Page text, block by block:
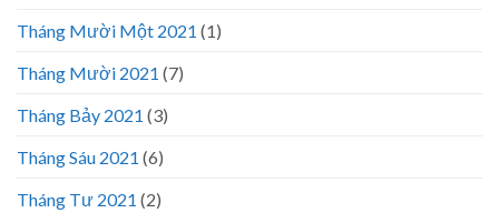
Tháng Mười Một 2021 (1)
Tháng Mười 2021 (7)
Tháng Bảy 2021 (3)
Tháng Sáu 2021 (6)
Tháng Tư 2021 (2)